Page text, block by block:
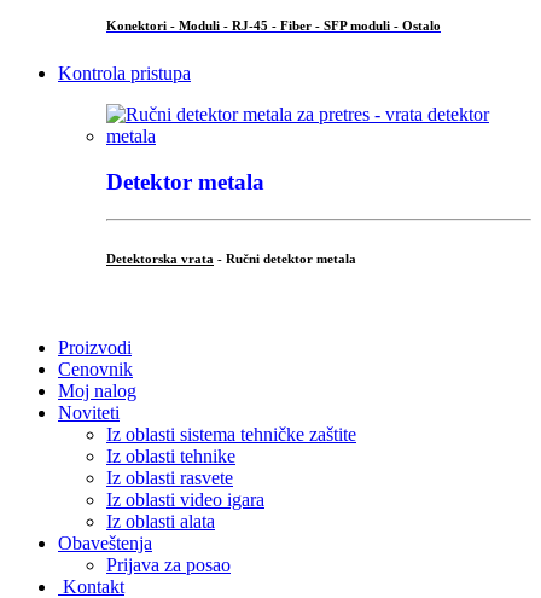
Konektori - Moduli - RJ-45 - Fiber - SFP moduli - Ostalo
Kontrola pristupa
Detektor metala
Detektorska vrata - Ručni detektor metala
Proizvodi
Cenovnik
Moj nalog
Noviteti
Iz oblasti sistema tehničke zaštite
Iz oblasti tehnike
Iz oblasti rasvete
Iz oblasti video igara
Iz oblasti alata
Obaveštenja
Prijava za posao
Kontakt